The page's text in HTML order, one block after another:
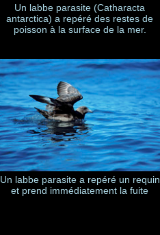
Un labbe parasite (Catharacta
antarctica) a repéré des restes de
poisson à la surface de la mer.
Un labbe parasite a repéré un requin
et prend immédiatement la fuite